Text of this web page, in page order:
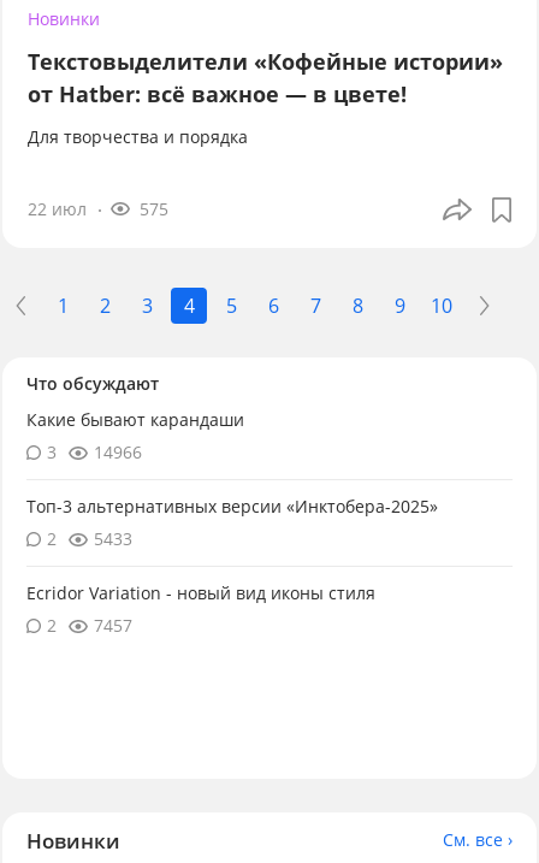
Новинки
Текстовыделители «Кофейные истории»
от Hatber: всё важное — в цвете!
Для творчества и порядка
22 июл 575
1 2 3 4 5 6 7 8 9 10
Что обсуждают
Какие бывают карандаши
3
14966
Топ-3 альтернативных версии «Инктобера-2025»
2
5433
Ecridor Variation - новый вид иконы стиля
2
7457
Новинки
См. все ›